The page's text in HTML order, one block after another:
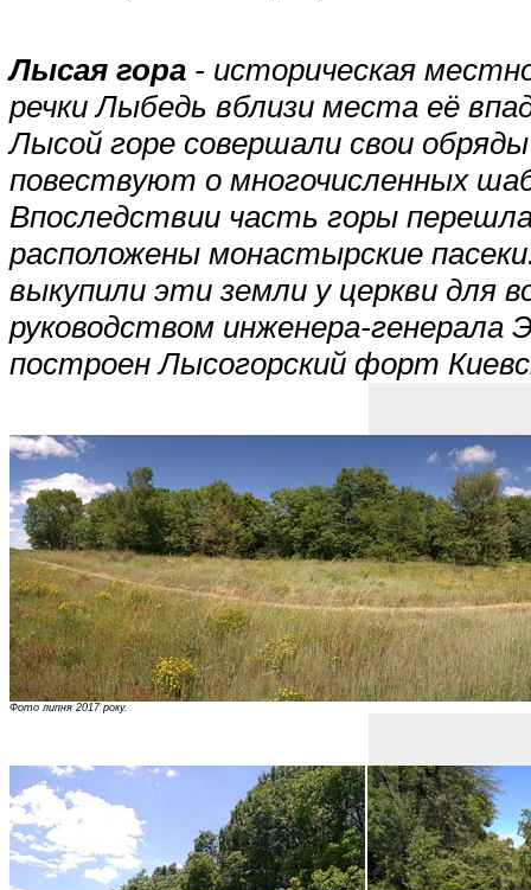
Лысая гора - историческая
речки Лыбедь вблизи места её
Лысой горе совершали свои
повествуют о многочисленных
Впоследствии часть горы
расположены монастырские
выкупили эти земли у церкви для
руководством инженера-генерала
построен Лысогорский форт
Фото липня 2017 року.